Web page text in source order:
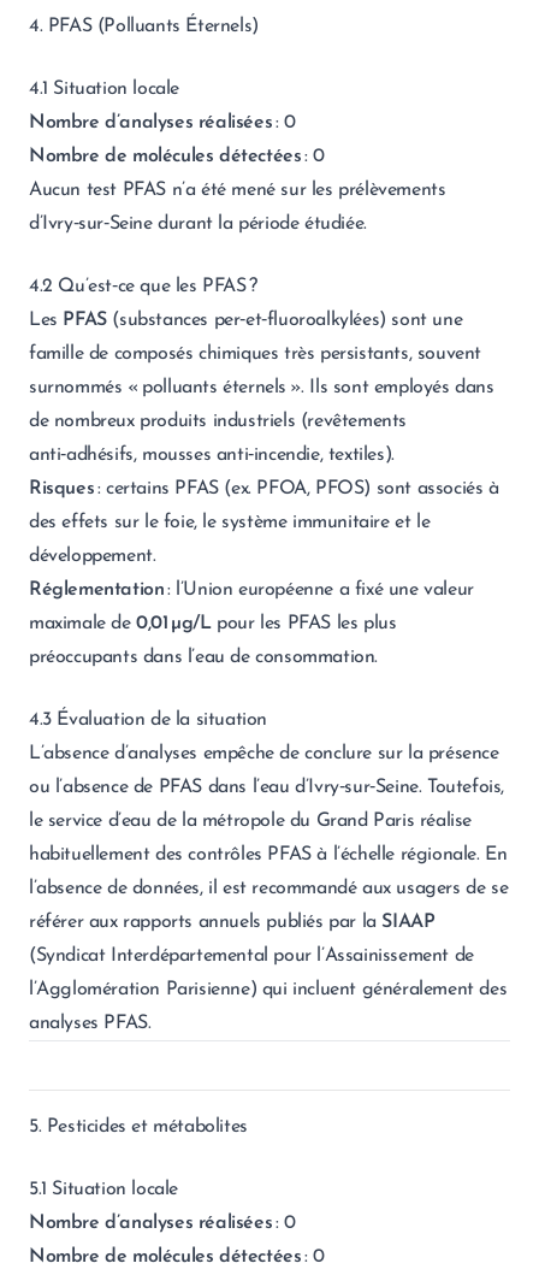
4. PFAS (Polluants Éternels)
4.1 Situation locale
Nombre d’analyses réalisées: 0
Nombre de molécules détectées: 0
Aucun test PFAS n’a été mené sur les prélèvements
d’Ivry‑sur‑Seine durant la période étudiée.
4.2 Qu’est‑ce que les PFAS ?
Les PFAS(substances per‑et‑fluoroalkylées) sont une
famille de composés chimiques très persistants, souvent
surnommés « polluants éternels ». Ils sont employés dans
de nombreux produits industriels (revêtements
anti‑adhésifs, mousses anti‑incendie, textiles).
Risques: certains PFAS (ex. PFOA, PFOS) sont associés à
des effets sur le foie, le système immunitaire et le
développement.
Réglementation: l’Union européenne a fixé une valeur
maximale de0,01 µg/Lpour les PFAS les plus
préoccupants dans l’eau de consommation.
4.3 Évaluation de la situation
L’absence d’analyses empêche de conclure sur la présence
ou l’absence de PFAS dans l’eau d’Ivry‑sur‑Seine. Toutefois,
le service d’eau de la métropole du Grand Paris réalise
habituellement des contrôles PFAS à l’échelle régionale. En
l’absence de données, il est recommandé aux usagers de se
référer aux rapports annuels publiés par laSIAAP
(Syndicat Interdépartemental pour l’Assainissement de
l’Agglomération Parisienne) qui incluent généralement des
analyses PFAS.
5. Pesticides et métabolites
5.1 Situation locale
Nombre d’analyses réalisées: 0
Nombre de molécules détectées: 0